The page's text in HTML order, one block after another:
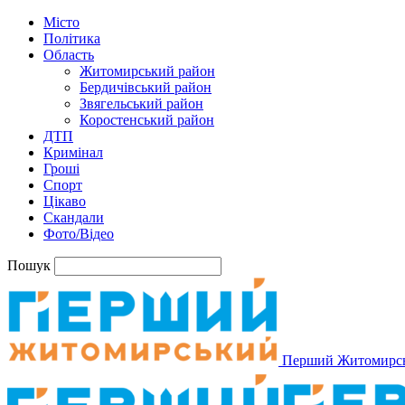
Місто
Політика
Область
Житомирський район
Бердичівський район
Звягельський район
Коростенський район
ДТП
Кримінал
Гроші
Спорт
Цікаво
Скандали
Фото/Відео
Пошук
Перший